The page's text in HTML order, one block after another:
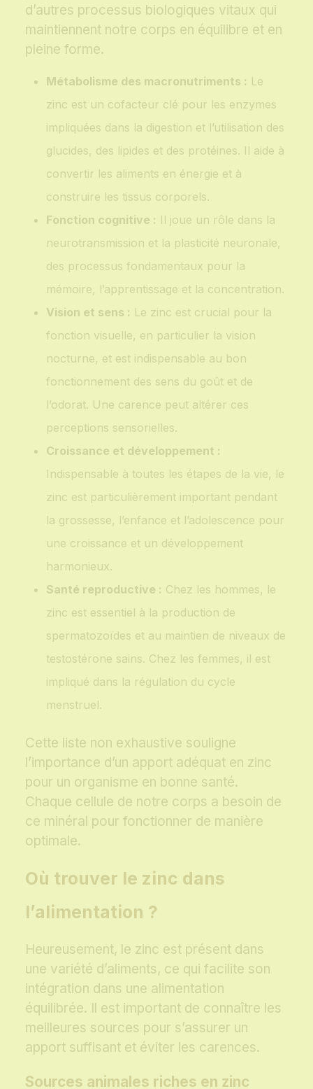
d’autres processus biologiques vitaux qui
maintiennent notre corps en équilibre et en
pleine forme.
Métabolisme des macronutriments : Le
zinc est un cofacteur clé pour les enzymes
impliquées dans la digestion et l’utilisation des
glucides, des lipides et des protéines. Il aide à
convertir les aliments en énergie et à
construire les tissus corporels.
Fonction cognitive : Il joue un rôle dans la
neurotransmission et la plasticité neuronale,
des processus fondamentaux pour la
mémoire, l’apprentissage et la concentration.
Vision et sens : Le zinc est crucial pour la
fonction visuelle, en particulier la vision
nocturne, et est indispensable au bon
fonctionnement des sens du goût et de
l’odorat. Une carence peut altérer ces
perceptions sensorielles.
Croissance et développement :
Indispensable à toutes les étapes de la vie, le
zinc est particulièrement important pendant
la grossesse, l’enfance et l’adolescence pour
une croissance et un développement
harmonieux.
Santé reproductive : Chez les hommes, le
zinc est essentiel à la production de
spermatozoïdes et au maintien de niveaux de
testostérone sains. Chez les femmes, il est
impliqué dans la régulation du cycle
menstruel.
Cette liste non exhaustive souligne
l’importance d’un apport adéquat en zinc
pour un organisme en bonne santé.
Chaque cellule de notre corps a besoin de
ce minéral pour fonctionner de manière
optimale.
Où trouver le zinc dans
l’alimentation ?
Heureusement, le zinc est présent dans
une variété d’aliments, ce qui facilite son
intégration dans une alimentation
équilibrée. Il est important de connaître les
meilleures sources pour s’assurer un
apport suffisant et éviter les carences.
Sources animales riches en zinc